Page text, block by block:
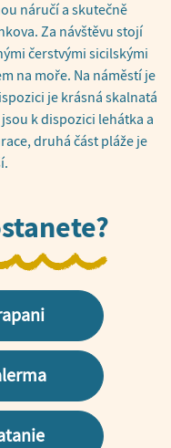
náručí a skutečně
Za návštěvu stojí
čerstvými sicilskými
na moře. Na náměstí je
je krásná skalnatá
k dispozici lehátka a
druhá část pláže je